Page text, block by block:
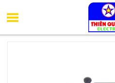
Công tắc, ổ cắm Uten
2USB